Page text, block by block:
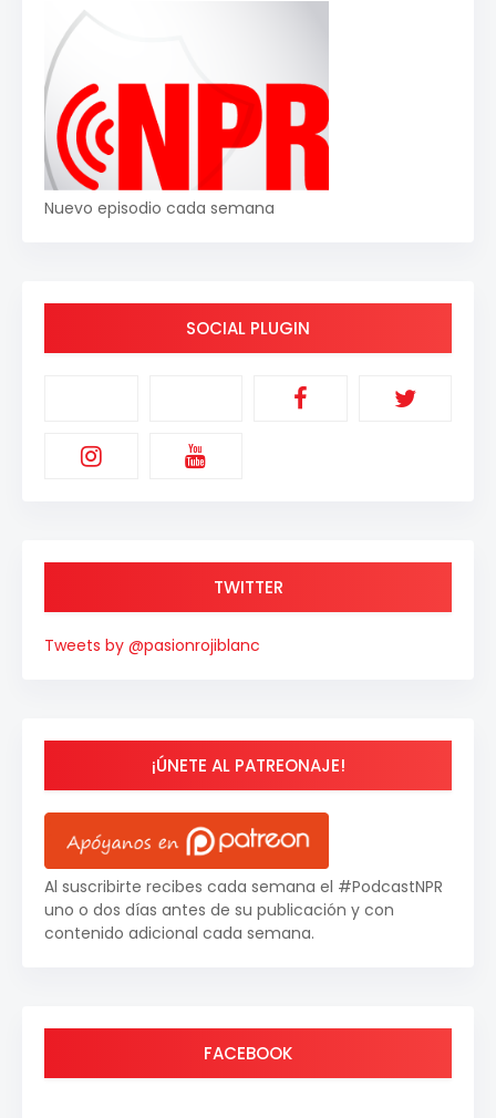
Nuevo episodio cada semana
SOCIAL PLUGIN
TWITTER
Tweets by @pasionrojiblanc
¡ÚNETE AL PATREONAJE!
Al suscribirte recibes cada semana el #PodcastNPR
uno o dos días antes de su publicación y con
contenido adicional cada semana.
FACEBOOK